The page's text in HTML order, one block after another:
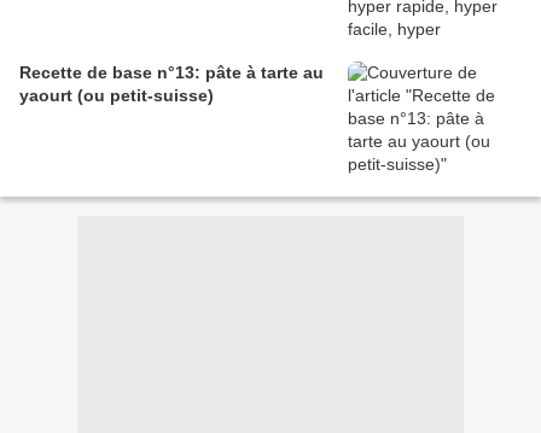
Recette de base n°13: pâte à tarte au
yaourt (ou petit-suisse)